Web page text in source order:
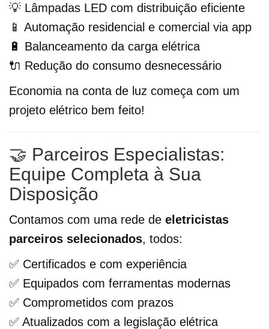
💡 Lâmpadas LED com distribuição eficiente
📱 Automação residencial e comercial via app
🔋 Balanceamento da carga elétrica
🔌 Redução do consumo desnecessário
Economia na conta de luz começa com um
projeto elétrico bem feito!
🤝 Parceiros Especialistas:
Equipe Completa à Sua
Disposição
Contamos com uma rede de eletricistas
parceiros selecionados, todos:
✅ Certificados e com experiência
✅ Equipados com ferramentas modernas
✅ Comprometidos com prazos
✅ Atualizados com a legislação elétrica